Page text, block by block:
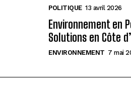
POLITIQUE 13 avril 2026
Environnement en
Solutions en Côte
ENVIRONNEMENT 7 mai